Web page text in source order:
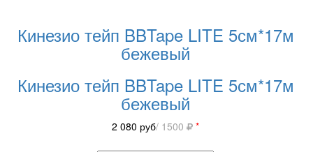
Кинезио тейп BBTape LITE 5см*17м
бежевый
Кинезио тейп BBTape LITE 5см*17м
бежевый
2 080 руб/ 1500 *